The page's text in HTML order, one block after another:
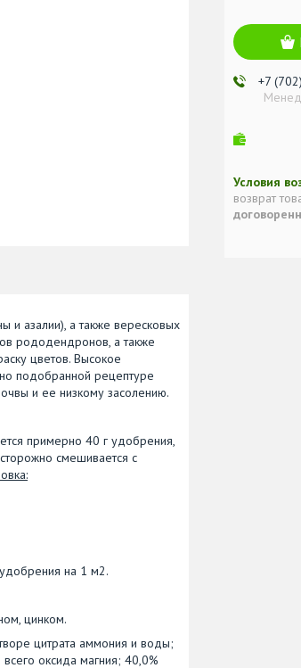
азалии), а также вересковых
рододендронов, а также
цветов. Высокое
подобранной рецептуре
и ее низкому засолению.
примерно 40 г удобрения,
смешивается с
на 1 м2.
цинком.
цитрата аммония и воды;
оксида магния; 40,0%
+7
возврат